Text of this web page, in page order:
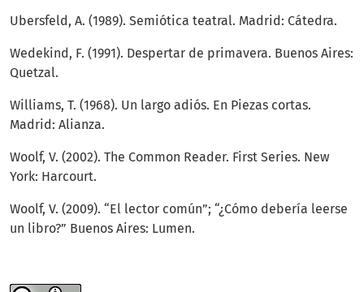
Ubersfeld, A. (1989). Semiótica teatral. Madrid: Cátedra.
Wedekind, F. (1991). Despertar de primavera. Buenos Aires:
Quetzal.
Williams, T. (1968). Un largo adiós. En Piezas cortas.
Madrid: Alianza.
Woolf, V. (2002). The Common Reader. First Series. New
York: Harcourt.
Woolf, V. (2009). “El lector común”; “¿Cómo debería leerse
un libro?” Buenos Aires: Lumen.